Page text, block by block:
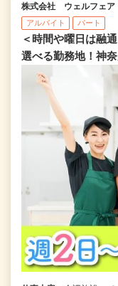
株式会社 ウェルフェ
アルバイト パート
＜時間や曜日は融
選べる勤務地！神